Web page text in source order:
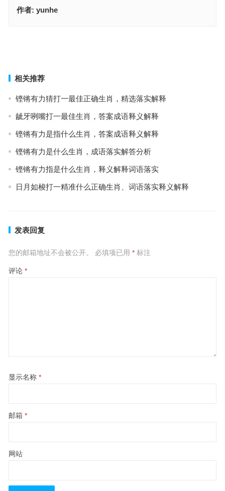
作者: yunhe
相关推荐
铿锵有力猜打一最佳正确生肖，精选落实解释
龇牙咧嘴打一最佳生肖，答案成语释义解释
铿锵有力是指什么生肖，答案成语释义解释
铿锵有力是什么生肖，成语落实解答分析
铿锵有力指是什么生肖，释义解释词语落实
日月如梭打一精准什么正确生肖、词语落实释义解释
发表回复
您的邮箱地址不会被公开。 必填项已用 *标注
评论 *
显示名称 *
邮箱 *
网站